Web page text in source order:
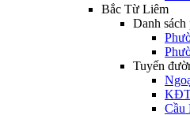
Bắc Từ Liêm
Danh
Tuyến
Cầu